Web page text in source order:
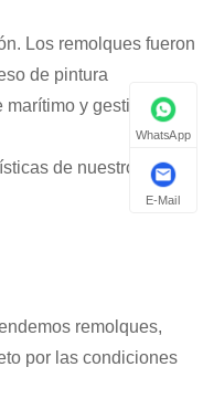
Los remolques fueron
de pintura
y gestionamos
de nuestros
remolques,
por las condiciones
WhatsApp
E-Mail